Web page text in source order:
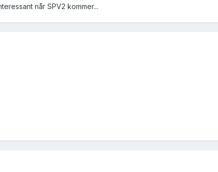
når SPV2 kommer...